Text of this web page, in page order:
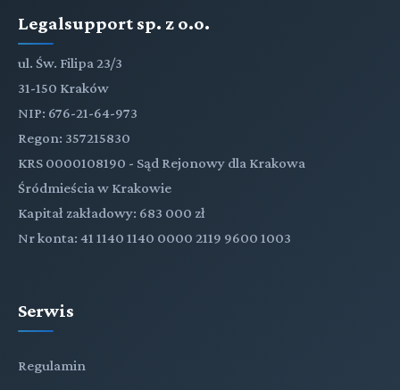
Legalsupport sp. z o.o.
ul. Św. Filipa 23/3
31-150 Kraków
NIP: 676-21-64-973
Regon: 357215830
KRS 0000108190 - Sąd Rejonowy dla Krakowa
Śródmieścia w Krakowie
Kapitał zakładowy: 683 000 zł
Nr konta: 41 1140 1140 0000 2119 9600 1003
Serwis
Regulamin